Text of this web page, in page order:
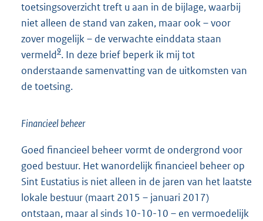
toetsingsoverzicht treft u aan in de bijlage, waarbij
niet alleen de stand van zaken, maar ook – voor
zover mogelijk – de verwachte einddata staan
vermeld9. In deze brief beperk ik mij tot
onderstaande samenvatting van de uitkomsten van
de toetsing.
Financieel beheer
Goed financieel beheer vormt de ondergrond voor
goed bestuur. Het wanordelijk financieel beheer op
Sint Eustatius is niet alleen in de jaren van het laatste
lokale bestuur (maart 2015 – januari 2017)
ontstaan, maar al sinds 10-10-10 – en vermoedelijk